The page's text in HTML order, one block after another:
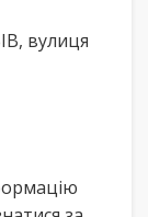
вулиця